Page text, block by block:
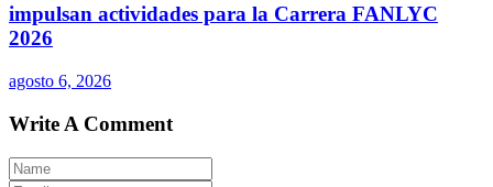
impulsan actividades para la Carrera FANLYC
2026
agosto 6, 2026
Write A Comment